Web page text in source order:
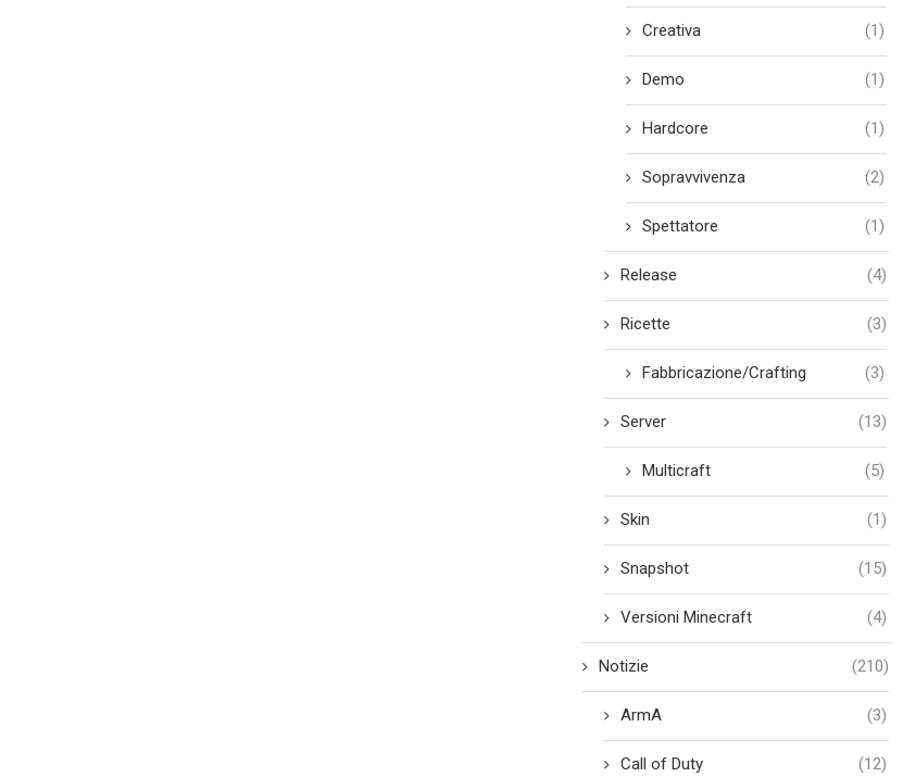
Creativa (1)
Demo (1)
Hardcore (1)
Sopravvivenza (2)
Spettatore (1)
Release (4)
Ricette (3)
Fabbricazione/Crafting (3)
Server (13)
Multicraft (5)
Skin (1)
Snapshot (15)
Versioni Minecraft (4)
Notizie (210)
ArmA (3)
Call of Duty (12)